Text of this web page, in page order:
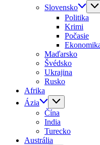
Slovensko
Politika
Krimi
Počasie
Maďarsko
Švédsko
Ukrajina
Rusko
Afrika
Ázia
Čína
India
Turecko
Austrália